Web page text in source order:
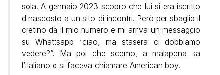
sola. A gennaio 2023 scopro che lui si era iscritto
d nascosto a un sito di incontri. Però per sbaglio il
cretino dà il mio numero e mi arriva un messaggio
su Whattsapp “ciao, ma stasera ci dobbiamo
vedere?”. Ma poi che scemo, a malapena sa
l’italiano e si faceva chiamare American boy.